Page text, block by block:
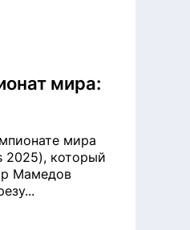
мира:
мира
2025), который
Мамедов